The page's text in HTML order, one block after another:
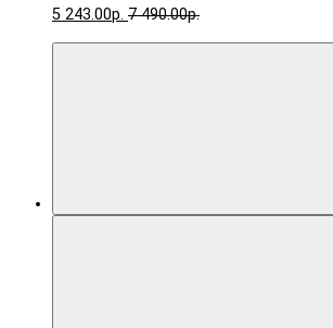
5 243.00р. 7 490.00р.